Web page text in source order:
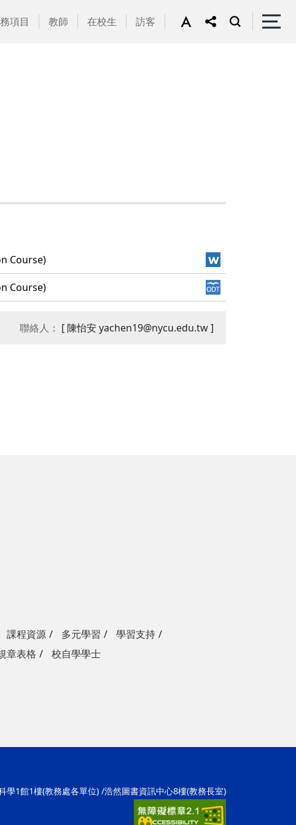
項目 教師 在校生 訪客
Course)
Course)
聯絡人： [ 陳怡安 yachen19@nycu.edu.tw ]
課程資源 多元學習
學習支持
章表格 校自學學士
學1館1樓(教務處各單位) /浩然圖書資訊中心8樓(教務長室)